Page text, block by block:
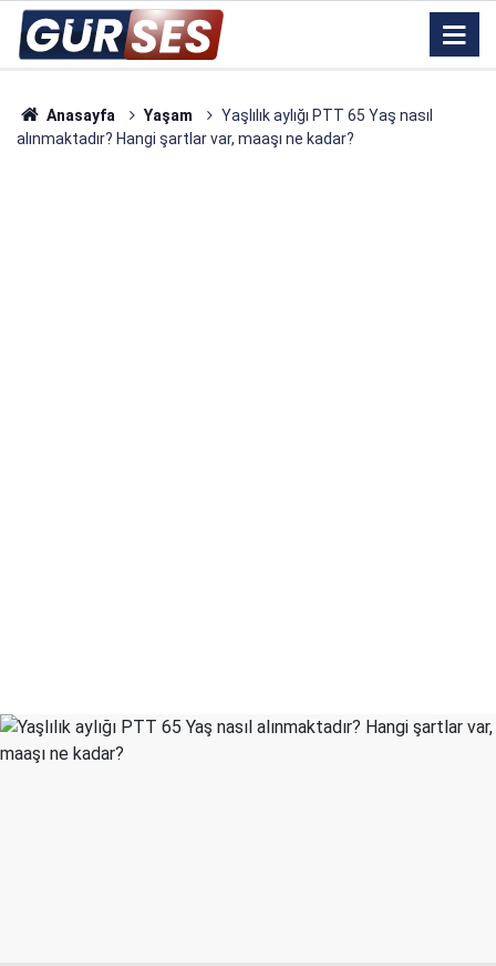
Anasayfa Yaşam
Yaşlılık aylığı PTT 65 Yaş nasıl
alınmaktadır? Hangi şartlar var, maaşı ne kadar?